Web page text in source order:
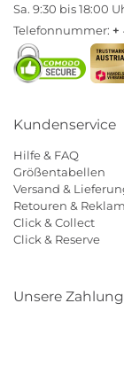
Sa. 9:30 bis 18:00
Telefonnummer: +
Kundenservice
Hilfe & FAQ
Größentabellen
Versand &
Retouren &
Click & Collect
Click & Reserve
Unsere